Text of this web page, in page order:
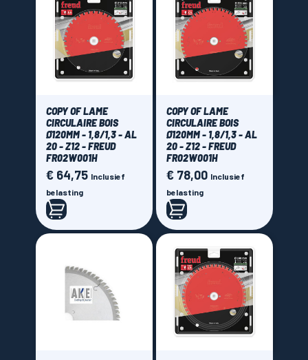
COPY OF LAME
CIRCULAIRE BOIS
Ø120MM - 1,8/1,3 - AL
20 - Z12 - FREUD
FR02W001H
Prijs
€ 64,75 Inclusief
belasting
COPY OF LAME
CIRCULAIRE BOIS
Ø120MM - 1,8/1,3 - AL
20 - Z12 - FREUD
FR02W001H
Prijs
€ 78,00 Inclusief
belasting